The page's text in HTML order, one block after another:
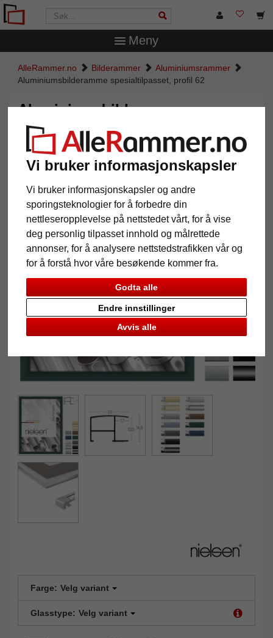
Vi bruker informasjonskapsler
Vi bruker informasjonskapsler og andre
sporingsteknologier for å forbedre din
nettleseropplevelse på nettstedet vårt, for å vise
deg personlig tilpasset innhold og målrettede
annonser, for å analysere nettstedstrafikken vår og
for å forstå hvor våre besøkende kommer fra.
Godta alle
Avvis alle
Endre innstillinger
Meny
AlleRammer.no Bilderammer
Aluminiumsrammer
Aluminiumsbilderamme spesialtilpasset, profil 62
Aluminiumsbilderamme
spesialtilpasset, profil 62
Farge: Velg variant
Glasstype: Velg variant